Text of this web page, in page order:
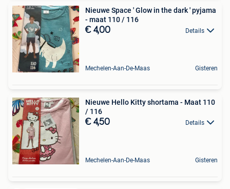
Nieuwe Space ' Glow in the dark ' pyjama
- maat 110 / 116
€ 4,00 Details
Mechelen-Aan-De-Maas Gisteren
Nieuwe Hello Kitty shortama - Maat 110
/ 116
€ 4,50 Details
Mechelen-Aan-De-Maas Gisteren